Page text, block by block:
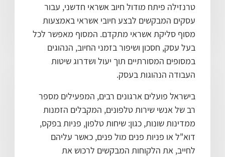
טרנזילה פיתח מודול חיוב אשראי חדשני, עבור
עסקים המבקשים לבצע חיובי אשראי באמצעות
מסוף סליקת אשראי מתקדם. המסוף מאפשר לכל
בעל עסק, חסכון ושיפור בזמני החיוב, הנהוגים
במסופים המסורתיים תוך יעול ושדרוג שיטות
העבודה הנהוגות בעסק.
בישראל פועלים ארגונים רבים, המפעילים מספר
רב של אנשי שירות טלפונים, המקבלים הזמנות
ממדינות שונות, כגון: שיחות טלפון, פניות בפקס,
דוא"ל או פניות פנים מול פנים, כאשר עליהם
לחייב, את הלקוחות המבקשים לרכוש את